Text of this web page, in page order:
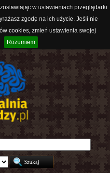
w ustawieniach przeglądarki
zgodę na ich użycie. Jeśli nie
cookies, zmień ustawienia swojej
Rozumiem